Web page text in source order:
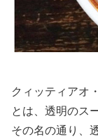
クィッティアオ
とは、透明のス
その名の通り、